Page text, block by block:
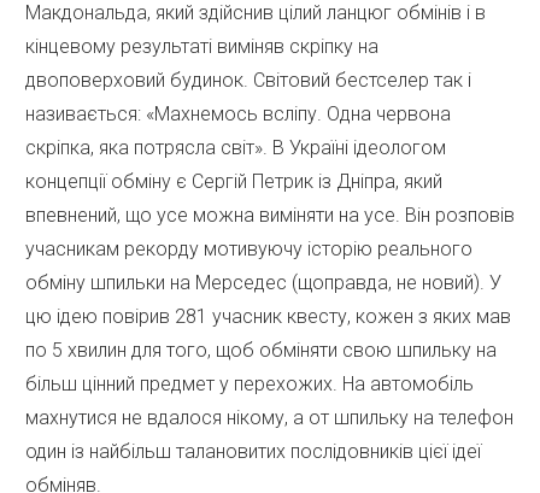
Макдональда, який здійснив цілий ланцюг обмінів і в
кінцевому результаті виміняв скріпку на
двоповерховий будинок. Світовий бестселер так і
називається: «Махнемось всліпу. Одна червона
скріпка, яка потрясла світ». В Україні ідеологом
концепції обміну є Сергій Петрик із Дніпра, який
впевнений, що усе можна виміняти на усе. Він розповів
учасникам рекорду мотивуючу історію реального
обміну шпильки на Мерседес (щоправда, не новий). У
цю ідею повірив 281 учасник квесту, кожен з яких мав
по 5 хвилин для того, щоб обміняти свою шпильку на
більш цінний предмет у перехожих. На автомобіль
махнутися не вдалося нікому, а от шпильку на телефон
один із найбільш талановитих послідовників цієї ідеї
обміняв.